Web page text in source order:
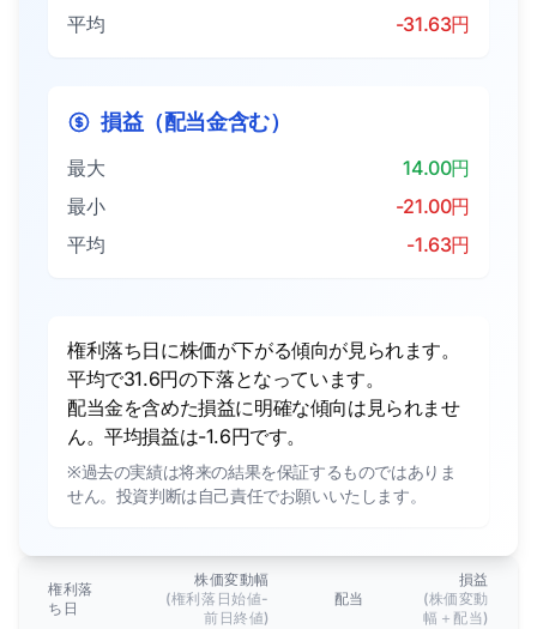
平均
-31.63円
損益（配当金含む）
最大
14.00円
最小
-21.00円
平均
-1.63円
権利落ち日に株価が下がる傾向が見られます。
平均で31.6円の下落となっています。
配当金を含めた損益に明確な傾向は見られませ
ん。平均損益は-1.6円です。
※過去の実績は将来の結果を保証するものではありま
せん。投資判断は自己責任でお願いいたします。
権利落
ち日
株価変動幅
(権利落日始値-
前日終値)
配当
損益
(株価変動
幅＋配当)